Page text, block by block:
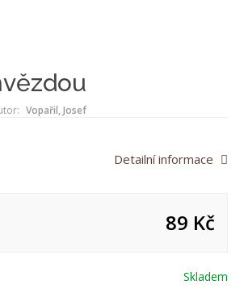
Vopařil, Josef
Detailní informace
89 Kč
Skladem